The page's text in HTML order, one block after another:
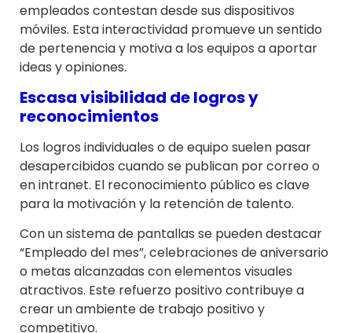
empleados contestan desde sus dispositivos
móviles. Esta interactividad promueve un sentido
de pertenencia y motiva a los equipos a aportar
ideas y opiniones.
Escasa visibilidad de logros y
reconocimientos
Los logros individuales o de equipo suelen pasar
desapercibidos cuando se publican por correo o
en intranet. El reconocimiento público es clave
para la motivación y la retención de talento.
Con un sistema de pantallas se pueden destacar
“Empleado del mes”, celebraciones de aniversario
o metas alcanzadas con elementos visuales
atractivos. Este refuerzo positivo contribuye a
crear un ambiente de trabajo positivo y
competitivo.